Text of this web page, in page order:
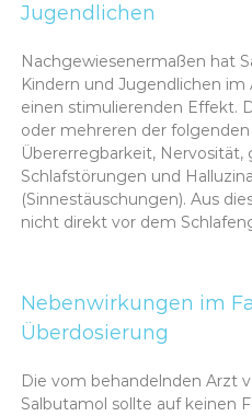
Jugendlichen
Nachgewiesenermaßen hat
Kindern und Jugendlichen im
einen stimulierenden Effekt.
oder mehreren der
Übererregbarkeit,
Schlafstörungen und
(Sinnestäuschungen). Aus
nicht direkt vor dem
Nebenwirkungen im
Überdosierung
Die vom behandelnden Arzt
Salbutamol sollte auf keinen